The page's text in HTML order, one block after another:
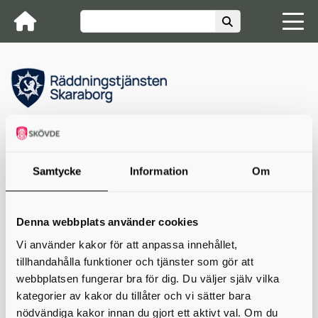
Samtycke Information Om
Denna webbplats använder cookies
Vi använder kakor för att anpassa innehållet,
tillhandahålla funktioner och tjänster som gör att
webbplatsen fungerar bra för dig. Du väljer själv vilka
kategorier av kakor du tillåter och vi sätter bara
nödvändiga kakor innan du gjort ett aktivt val. Om du
Räddningstjänsten Skaraborg
Kontakta oss
Skriv ut
Räddningstjänsten Skaraborg